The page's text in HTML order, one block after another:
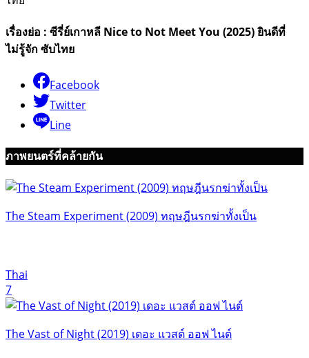
เรื่องย่อ : ซีรี่ย์เกาหลี Nice to Not Meet You (2025) ยินดีที่
ไม่รู้จัก ซับไทย
Facebook
Twitter
Line
ภาพยนตร์ที่คล้ายกัน
The Steam Experiment (2009) ทฤษฎีนรกฆ่าทั้งเป็น
Thai
7
The Vast of Night (2019) เดอะ แวสต์ ออฟ ไนต์